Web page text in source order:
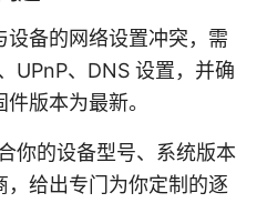
设备的网络设置冲突，需
UPnP、DNS 设置，并确
版本为最新。
你的设备型号、系统版本
给出专门为你定制的逐